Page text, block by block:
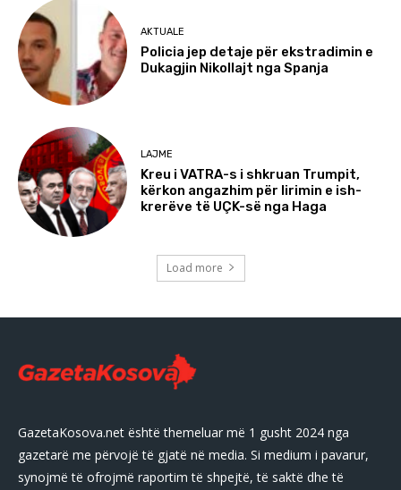
AKTUALE
Policia jep detaje për ekstradimin e
Dukagjin Nikollajt nga Spanja
LAJME
Kreu i VATRA-s i shkruan Trumpit,
kërkon angazhim për lirimin e ish-
krerëve të UÇK-së nga Haga
Load more
GazetaKosova.net është themeluar më 1 gusht 2024 nga
gazetarë me përvojë të gjatë në media. Si medium i pavarur,
synojmë të ofrojmë raportim të shpejtë, të saktë dhe të